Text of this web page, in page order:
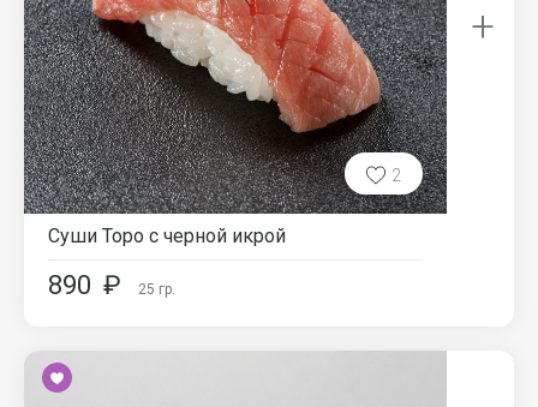
2
Суши Торо с черной икрой
890 ₽ 25 гр.
+